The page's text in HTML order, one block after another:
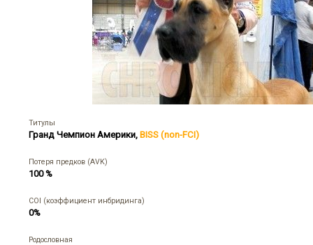
Титулы
Гранд Чемпион Америки, BISS (non-FCI)
Потеря предков (AVK)
100 %
COI (коэффициент инбридинга)
0%
Родословная